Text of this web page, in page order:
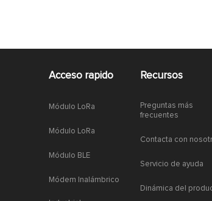
Acceso rapido
Módulo LoRa
Módulo LoRa
Módulo BLE
Módem Inalámbrico
Recursos
Preguntas más
frecuentes
Contacta con
Servicio de ayuda
Dinámica del